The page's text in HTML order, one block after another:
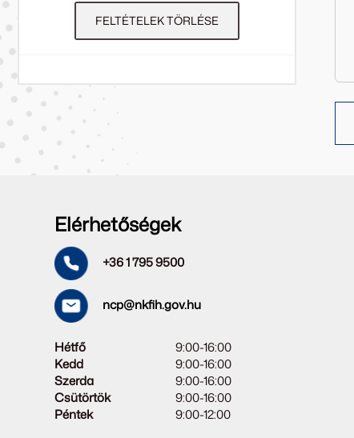
FELTÉTELEK TÖRLÉSE
Elérhetőségek
+36 1 795 9500
ncp@nkfih.gov.hu
Hétfő
9:00-16:00
Kedd
9:00-16:00
Szerda
9:00-16:00
Csütörtök
9:00-16:00
Péntek
9:00-12:00